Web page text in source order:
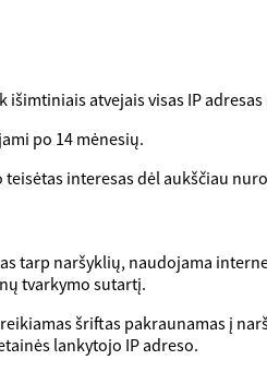
atvejais visas IP
po 14 mėnesių.
interesas dėl aukščiau
tarp naršyklių, naudojama
tvarkymo sutartį.
šriftas pakraunamas į
lankytojo IP adreso.